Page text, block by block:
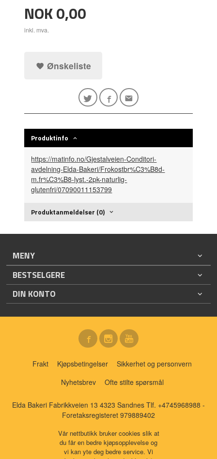
Pris
NOK0,00
inkl. mva.
Ønskeliste
Produktinfo
https://matinfo.no/Gjestalveien-Conditori-
avdelning-Elda-Bakeri/Frokostbr%C3%B8d-
m.fr%C3%B8-lyst.-2pk-naturlig-
glutenfri/07090011153799
Produktanmeldelser (0)
MENY
BESTSELGERE
DIN KONTO
Frakt Kjøpsbetingelser
Sikkerhet og personvern
Nyhetsbrev
Ofte stilte spørsmål
Elda Bakeri Fabrikkveien 13 4323 Sandnes Tlf. +4745968988 -
Foretaksregisteret 979889402
Vår nettbutikk bruker cookies slik at
du får en bedre kjøpsopplevelse og
vi kan yte deg bedre service. Vi